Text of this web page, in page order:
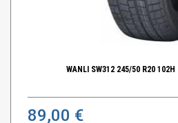
WANLI SW312 245/50 R20 102H
89,00 €